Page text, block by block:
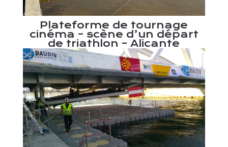
Plateforme de tournage
cinéma – scène d’un départ
de triathlon – Alicante